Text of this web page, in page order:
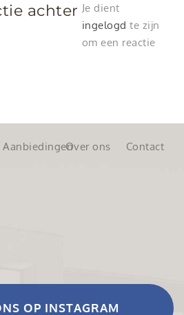
achter Je dient
ingelogd te zijn
om een reactie
AanbiedingenOver ons Contact
OP INSTAGRAM